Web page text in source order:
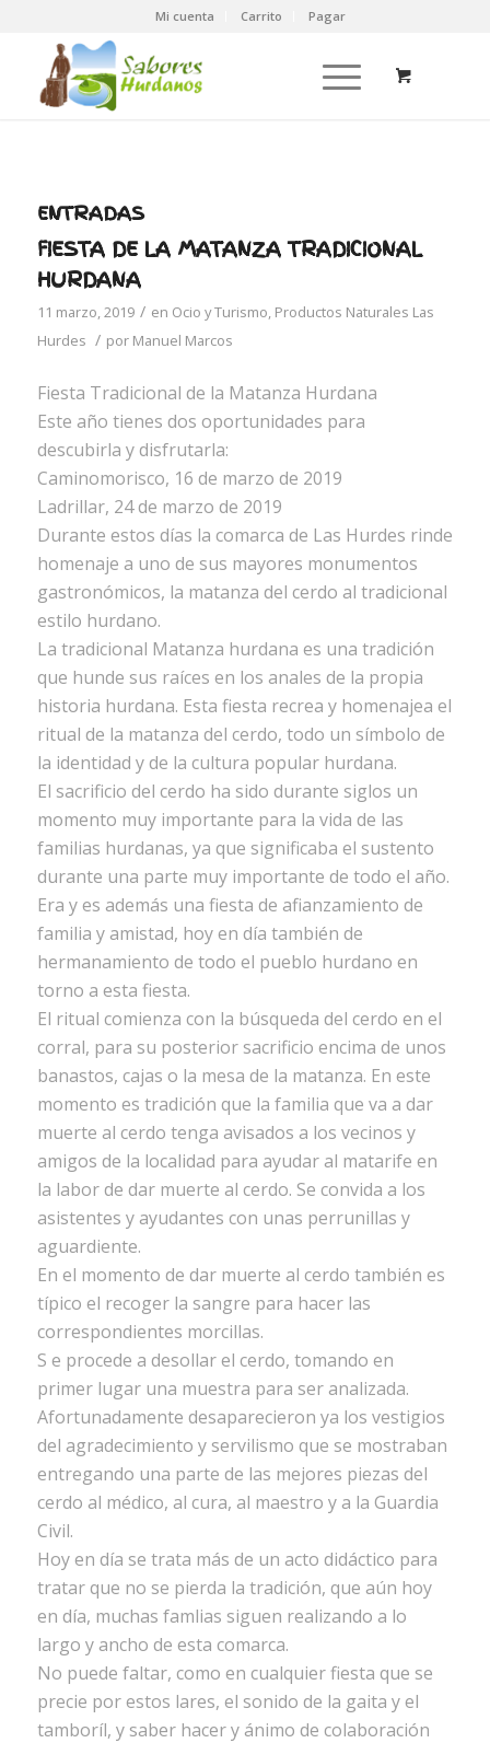
Mi cuenta Carrito Pagar
ENTRADAS
FIESTA DE LA MATANZA TRADICIONAL
HURDANA
11 marzo, 2019 / en Ocio y Turismo, Productos Naturales Las
Hurdes / por Manuel Marcos
Fiesta Tradicional de la Matanza Hurdana
Este año tienes dos oportunidades para
descubirla y disfrutarla:
Caminomorisco, 16 de marzo de 2019
Ladrillar, 24 de marzo de 2019
Durante estos días la comarca de Las Hurdes rinde
homenaje a uno de sus mayores monumentos
gastronómicos, la matanza del cerdo al tradicional
estilo hurdano.
La tradicional Matanza hurdana es una tradición
que hunde sus raíces en los anales de la propia
historia hurdana. Esta fiesta recrea y homenajea el
ritual de la matanza del cerdo, todo un símbolo de
la identidad y de la cultura popular hurdana.
El sacrificio del cerdo ha sido durante siglos un
momento muy importante para la vida de las
familias hurdanas, ya que significaba el sustento
durante una parte muy importante de todo el año.
Era y es además una fiesta de afianzamiento de
familia y amistad, hoy en día también de
hermanamiento de todo el pueblo hurdano en
torno a esta fiesta.
El ritual comienza con la búsqueda del cerdo en el
corral, para su posterior sacrificio encima de unos
banastos, cajas o la mesa de la matanza. En este
momento es tradición que la familia que va a dar
muerte al cerdo tenga avisados a los vecinos y
amigos de la localidad para ayudar al matarife en
la labor de dar muerte al cerdo. Se convida a los
asistentes y ayudantes con unas perrunillas y
aguardiente.
En el momento de dar muerte al cerdo también es
típico el recoger la sangre para hacer las
correspondientes morcillas.
S e procede a desollar el cerdo, tomando en
primer lugar una muestra para ser analizada.
Afortunadamente desaparecieron ya los vestigios
del agradecimiento y servilismo que se mostraban
entregando una parte de las mejores piezas del
cerdo al médico, al cura, al maestro y a la Guardia
Civil.
Hoy en día se trata más de un acto didáctico para
tratar que no se pierda la tradición, que aún hoy
en día, muchas famlias siguen realizando a lo
largo y ancho de esta comarca.
No puede faltar, como en cualquier fiesta que se
precie por estos lares, el sonido de la gaita y el
tamboríl, y saber hacer y ánimo de colaboración